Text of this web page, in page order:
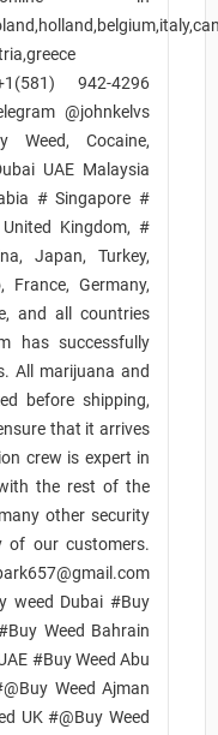
942-4296
@johnkelvs
Weed, Cocaine,
UAE Malaysia
# Singapore #
Kingdom, #
Japan, Turkey,
France, Germany,
and all countries
has successfully
All marijuana and
before shipping,
that it arrives
crew is expert in
the rest of the
other security
of our customers.
weed Dubai #Buy
Weed Bahrain
#Buy Weed Abu
Weed Ajman
UK #@Buy Weed